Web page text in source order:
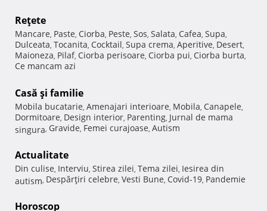
Reţete
Mancare, Paste, Ciorba, Peste, Sos, Salata, Cafea, Supa,
Dulceata, Tocanita, Cocktail, Supa crema, Aperitive, Desert,
Maioneza, Pilaf, Ciorba perisoare, Ciorba pui, Ciorba burta,
Ce mancam azi
Casă şi familie
Mobila bucatarie, Amenajari interioare, Mobila, Canapele,
Dormitoare, Design interior, Parenting, Jurnal de mama
singura, Gravide, Femei curajoase, Autism
Actualitate
Din culise, Interviu, Stirea zilei, Tema zilei, Iesirea din
autism, Despărţiri celebre, Vesti Bune, Covid-19, Pandemie
Horoscop